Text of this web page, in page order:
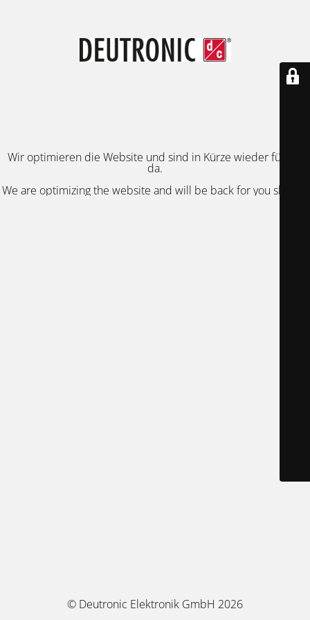
Wir optimieren die Website und sind in Kürze wieder für Sie
da.
We are optimizing the website and will be back for you shortly.
© Deutronic Elektronik GmbH 2026